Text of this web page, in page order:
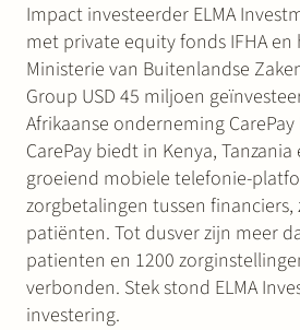
Impact investeerder ELMA
met private equity fonds IFHA en
Ministerie van Buitenlandse
Group USD 45 miljoen
Afrikaanse onderneming
CarePay biedt in Kenya,
groeiend mobiele telefonie-
zorgbetalingen tussen financiers,
patiënten. Tot dusver zijn meer
patienten en 1200
verbonden. Stek stond ELMA
investering.